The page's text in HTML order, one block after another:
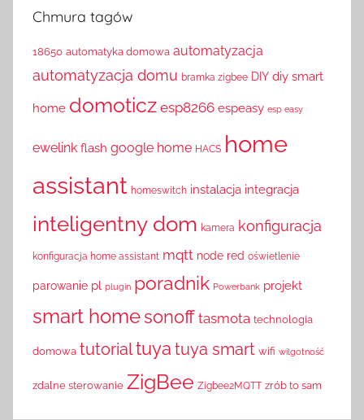
Chmura tagów
18650 automatyka domowa automatyzacja
automatyzacja domu bramka zigbee DIY diy smart
home domoticz esp8266 espeasy esp easy
ewelink flash google home HACS home
assistant homeswitch instalacja integracja
inteligentny dom kamera konfiguracja
konfiguracja home assistant mqtt node red oświetlenie
parowanie pl plugin poradnik Powerbank projekt
smart home sonoff tasmota technologia
domowa tutorialtuya tuya smart wifi wilgotność
zdalne sterowanie ZigBee Zigbee2MQTT zrób to sam